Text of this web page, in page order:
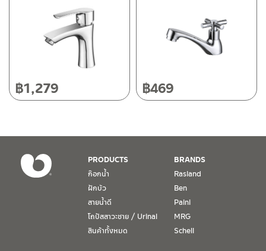
118/33 โครงการอรสิริน ม.8 ต.สันปูเลย อ.ดอยสะเก็ด เชียงใหม่
โทร: 080-075-2626
วันจันทร์ – วันศุกร์ เวลา 8:30-17:30 น.
วันเสาร์ เวลา 8:30-15:00 น.
1. การรับประกัน จะต้องมีหลักฐานการซื้อ หรือ ใบเสร็จ โดยทางบริษัทฯ
ขอตรวจสอบโดยนับวันซื้อขายเป็นสำคัญ ทางบริษัทฯ ไม่สามารถให้
เงื่อนไขการรับประกันสินค้าได้ หากไม่มีเอกสารดังกล่าว
2. การรับประกันสินค้า จะรับประกันฉพาะสินค้าที่อยู่ในสภาพการใช้งาน
ปกติ หากมีตำหนิ ชำรุด ร้าว ตกพื้น หรือสภาพภายนอกอยู่ในสภาพที่ใช้
฿1,279 ฿469
PRODUCTS
ก๊อกน้ำ
ฝักบัว
สายน้ำดี
โถปัสสาวะชาย / Urinal
สินค้าทั้งหมด
BRANDS
Rasland
Ben
Paini
MRG
Schell